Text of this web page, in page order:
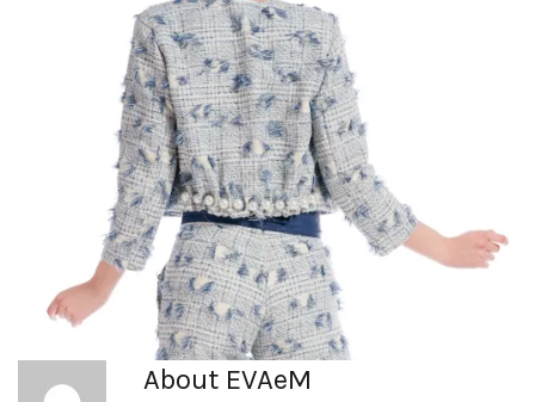
About EVAeM